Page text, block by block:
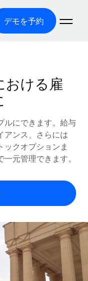
デモを予約
軽に
、管理
プションと支払スピー
おける雇
ルにできます。給与
アンス、さらには
ックオプションま
元管理できます。